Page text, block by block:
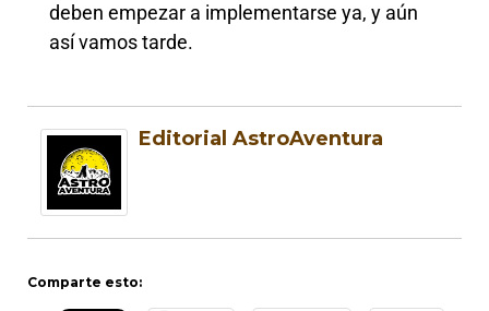
deben empezar a implementarse ya, y aún
así vamos tarde.
Editorial AstroAventura
Comparte esto: